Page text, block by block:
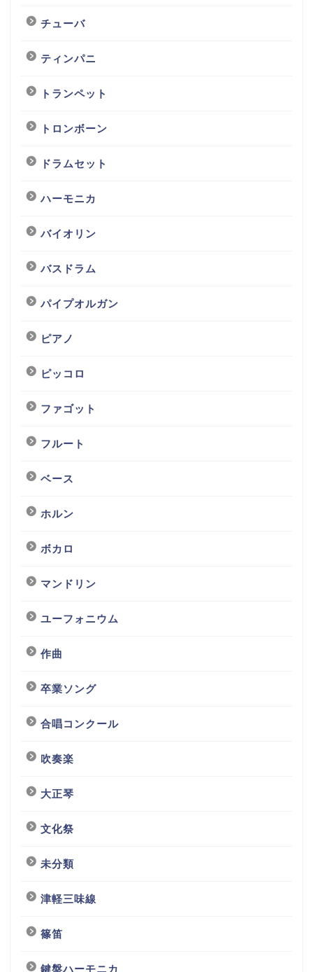
チューバ
ティンパニ
トランペット
トロンボーン
ドラムセット
ハーモニカ
バイオリン
バスドラム
パイプオルガン
ピアノ
ピッコロ
ファゴット
フルート
ベース
ホルン
ボカロ
マンドリン
ユーフォニウム
作曲
卒業ソング
合唱コンクール
吹奏楽
大正琴
文化祭
未分類
津軽三味線
篠笛
鍵盤ハーモニカ